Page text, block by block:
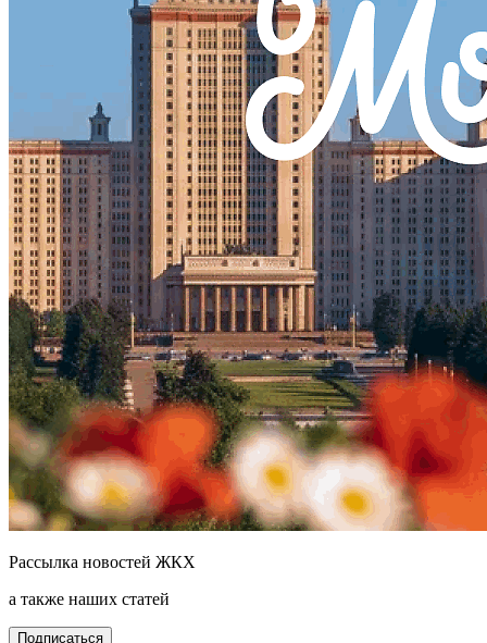
Рассылка новостей ЖКХ
а также наших статей
Подписаться